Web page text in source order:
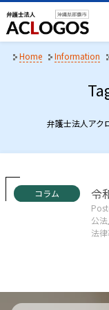
i
t
e
Home Information
弁護士法人アク
C
a
e
s
コラム 令
公
法